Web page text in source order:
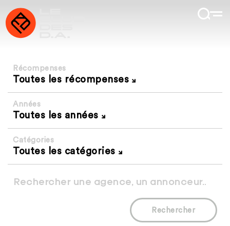
Récompenses
Toutes les récompenses
Années
Toutes les années
Catégories
Toutes les catégories
Rechercher